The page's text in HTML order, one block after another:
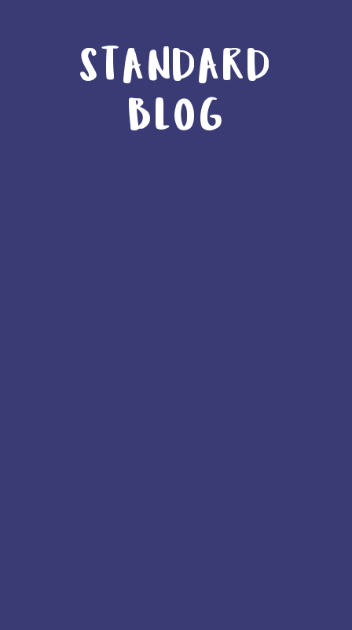
STANDARD
BLOG